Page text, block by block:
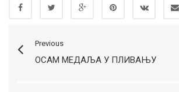
Previous
ОСАМ МЕДАЉА У ПЛИВАЊУ